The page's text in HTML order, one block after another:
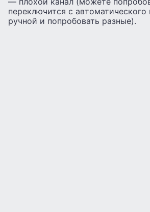
переключится с автоматического
ручной и попробовать разные).